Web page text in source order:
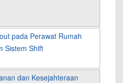
pada Perawat Rumah
Sistem Shift
dan Kesejahteraan